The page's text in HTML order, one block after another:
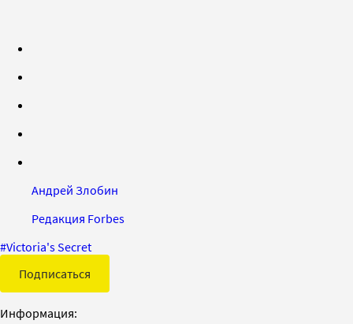
Андрей Злобин
Редакция Forbes
#Victoria's Secret
Подписаться
Информация: